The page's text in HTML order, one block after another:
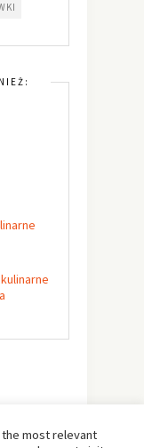
most relevant